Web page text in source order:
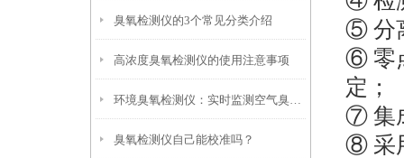
臭氧检测仪的3个常见分类介绍
高浓度臭氧检测仪的使用注意事项
环境臭氧检测仪：实时监测空气臭氧浓度更可靠
臭氧检测仪自己能校准吗？
⑤ 分
⑥ 零
定；
⑦ 集
⑧ 采